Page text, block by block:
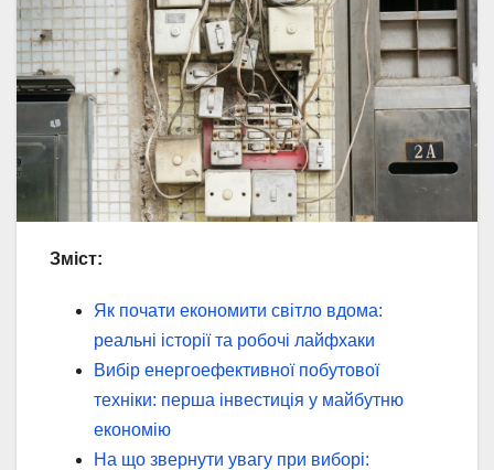
Зміст:
Як почати економити світло вдома:
реальні історії та робочі лайфхаки
Вибір енергоефективної побутової
техніки: перша інвестиція у майбутню
економію
На що звернути увагу при виборі: